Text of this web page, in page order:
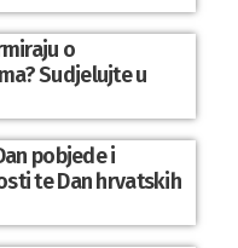
o
Sudjelujte u
pobjede i
te Dan hrvatskih